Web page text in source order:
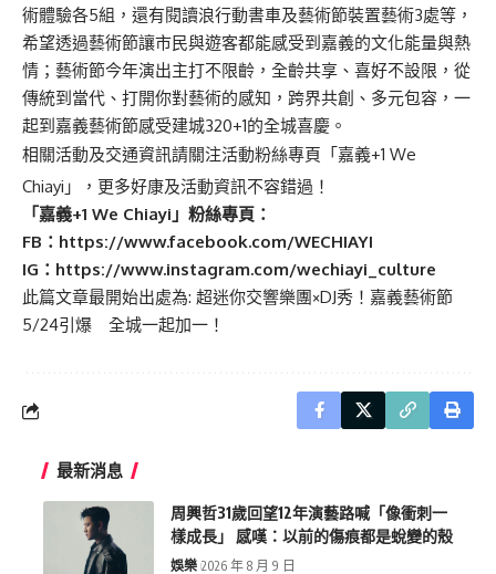
術體驗各5組，還有閱讀浪行動書車及藝術節裝置藝術3處等，
希望透過藝術節讓市民與遊客都能感受到嘉義的文化能量與熱
情；藝術節今年演出主打不限齡，全齡共享、喜好不設限，從
傳統到當代、打開你對藝術的感知，跨界共創、多元包容，一
起到嘉義藝術節感受建城320+1的全城喜慶。
相關活動及交通資訊請關注活動粉絲專頁「嘉義+1 We
Chiayi」，更多好康及活動資訊不容錯過！
「嘉義+1 We Chiayi 」粉絲專頁：
FB ：https://www.facebook.com/WECHIAYI
IG ：https://www.instagram.com/wechiayi_culture
此篇文章最開始出處為: 超迷你交響樂團×DJ秀！嘉義藝術節
5/24引爆 全城一起加一！
最新消息
周興哲31歲回望12年演藝路喊「像衝刺一
樣成長」 感嘆：以前的傷痕都是蛻變的殼
娛樂 2026 年 8 月 9 日